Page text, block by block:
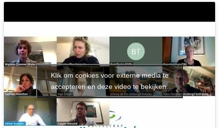
Klik om cookies voor externe media te
accepteren en deze video te bekijken.